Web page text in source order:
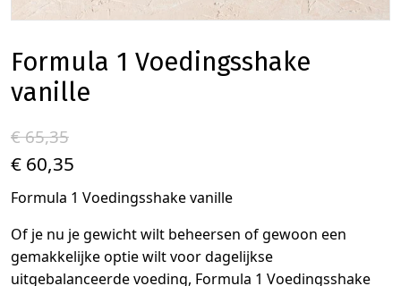
Formula 1 Voedingsshake
vanille
€ 65,35
€ 60,35
Formula 1 Voedingsshake vanille
Of je nu je gewicht wilt beheersen of gewoon een
gemakkelijke optie wilt voor dagelijkse
uitgebalanceerde voeding, Formula 1 Voedingsshake